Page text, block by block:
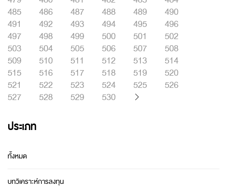
485
486 487 488 489
490
491
492 493 494 495
496
497
498 499 500 501
502
503
504 505 506 507
508
509
510 511 512 513
514
515
516 517 518 519
520
521
522 523 524 525
526
527
528 529 530
ประเภท
ทั้งหมด
บทวิเคราะห์การลงทุน